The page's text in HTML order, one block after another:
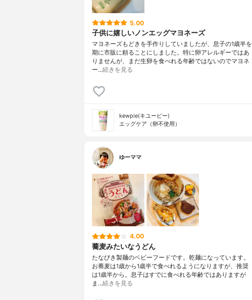
5.00
子供に嬉しいノンエッグマヨネーズ
マヨネーズもどきを手作りしていましたが、息子の1歳半を
期に市販に頼ることにしました。特に卵アレルギーではあ
りませんが、まだ生卵を食べれる年齢ではないのでマヨネ
ー…続きを見る
kewpie(キユーピー)
エッグケア（卵不使用）
ゆーママ
4.00
蕎麦みたいなうどん
たなびき製麺のベビーフードです。乾麺になっています。
お蕎麦は1歳から1歳半で食べれるようになりますが、推奨
は1歳半から。息子はすでに食べれる年齢ではありますが
ま…続きを見る